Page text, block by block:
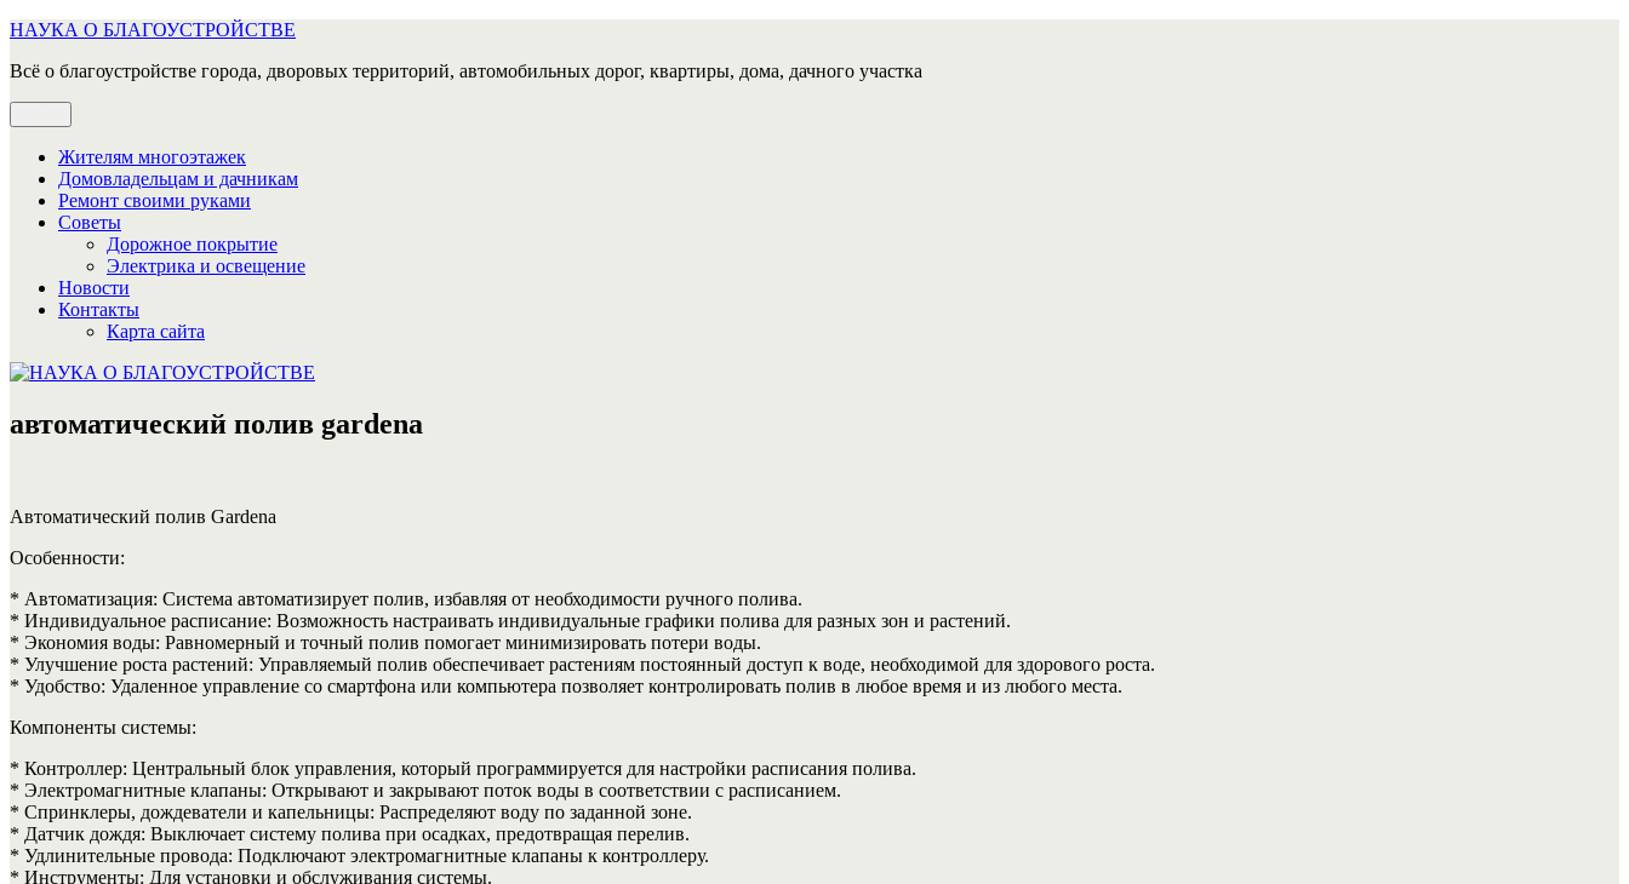
Перейти
содержимому
НАУКА О БЛАГОУСТРОЙСТВЕ
Всё о благоустройстве города, дворовых территорий, автомобильных дорог, квартиры, дома, дачного участка
Жителям многоэтажек
Домовладельцам и дачникам
Ремонт своими руками
Советы
Дорожное покрытие
Электрика и освещение
Новости
Контакты
Карта сайта
автоматический полив gardena
Автоматический полив Gardena
Особенности:
* Автоматизация: Система автоматизирует полив, избавляя от необходимости ручного полива.
* Индивидуальное расписание: Возможность настраивать индивидуальные графики полива для разных зон и растений.
* Экономия воды: Равномерный и точный полив помогает минимизировать потери воды.
* Улучшение роста растений: Управляемый полив обеспечивает растениям постоянный доступ к воде, необходимой для здорового роста.
* Удобство: Удаленное управление со смартфона или компьютера позволяет контролировать полив в любое время и из любого места.
Компоненты системы:
* Контроллер: Центральный блок управления, который программируется для настройки расписания полива.
* Электромагнитные клапаны: Открывают и закрывают поток воды в соответствии с расписанием.
* Спринклеры, дождеватели и капельницы: Распределяют воду по заданной зоне.
* Датчик дождя: Выключает систему полива при осадках, предотвращая перелив.
* Удлинительные провода: Подключают электромагнитные клапаны к контроллеру.
* Инструменты: Для установки и обслуживания системы.